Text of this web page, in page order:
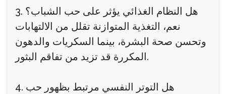
3. هل النظام الغذائي يؤثر على حب الشباب؟
نعم، التغذية المتوازنة تقلل من الالتهابات
وتحسن صحة البشرة، بينما السكريات والدهون
المكررة قد تزيد من تفاقم البثور.
4. هل التوتر النفسي مرتبط بظهور حب